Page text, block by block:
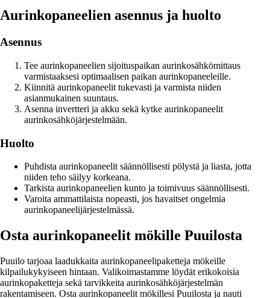
Aurinkopaneelien asennus ja huolto
Asennus
Tee aurinkopaneelien sijoituspaikan aurinkosähkömittaus
varmistaaksesi optimaalisen paikan aurinkopaneeleille.
Kiinnitä aurinkopaneelit tukevasti ja varmista niiden
asianmukainen suuntaus.
Asenna invertteri ja akku sekä kytke aurinkopaneelit
aurinkosähköjärjestelmään.
Huolto
Puhdista aurinkopaneelit säännöllisesti pölystä ja liasta, jotta
niiden teho säilyy korkeana.
Tarkista aurinkopaneelien kunto ja toimivuus säännöllisesti.
Varoita ammattilaista nopeasti, jos havaitset ongelmia
aurinkopaneelijärjestelmässä.
Osta aurinkopaneelit mökille Puuilosta
Puuilo tarjoaa laadukkaita aurinkopaneelipaketteja mökeille
kilpailukykyiseen hintaan. Valikoimastamme löydät erikokoisia
aurinkopaketteja sekä tarvikkeita aurinkosähköjärjestelmän
rakentamiseen. Osta aurinkopaneelit mökillesi Puuilosta ja nauti